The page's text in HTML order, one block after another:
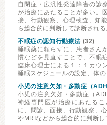
自閉症・広汎性発達障害の診
が治療にあたることが多い。
接、行動観察、心理検査、知
ら総合的に判断して診断される
不眠症の認知行動療法 (32)
睡眠薬に頼らずに、患者さん
慣などを見直すことで、不眠
臨床心理士による１：１カウ
睡眠スケジュールの設定、体
小児の注意欠如・多動症（
小児の注意欠如・多動症（
神経専門医が治療にあたる
に、問診、面接、行動観察、
やMRIなどから総合的に判断し